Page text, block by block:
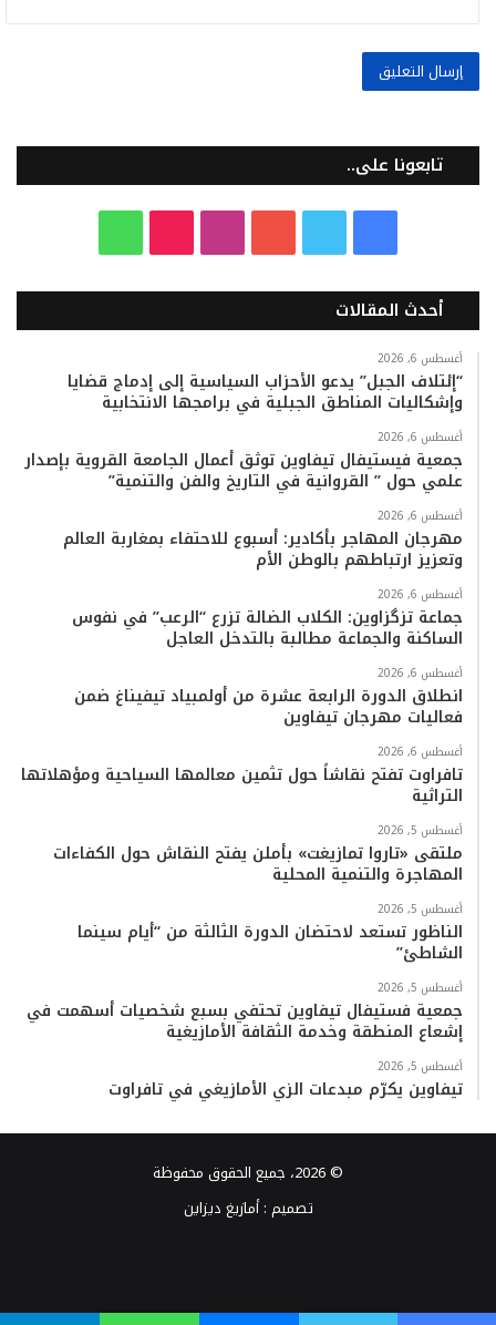
تابعونا على..
س
ب
و
ك
ي
ت
ر
ت
ي
و
ب
س
ق
ر
ا
م
k
T
o
k
ت
س
ا
ب
أحدث المقالات
أغسطس 6, 2026
“إئتلاف الجبل” يدعو الأحزاب السياسية إلى إدماج قضايا
وإشكاليات المناطق الجبلية في برامجها الانتخابية
أغسطس 6, 2026
جمعية فيستيفال تيفاوين توثق أعمال الجامعة القروية بإصدار
علمي حول ” القروانية في التاريخ والفن والتنمية”
أغسطس 6, 2026
مهرجان المهاجر بأكادير: أسبوع للاحتفاء بمغاربة العالم
وتعزيز ارتباطهم بالوطن الأم
أغسطس 6, 2026
جماعة تزگزاوين: الكلاب الضالة تزرع “الرعب” في نفوس
الساكنة والجماعة مطالبة بالتدخل العاجل
أغسطس 6, 2026
انطلاق الدورة الرابعة عشرة من أولمبياد تيفيناغ ضمن
فعاليات مهرجان تيفاوين
أغسطس 6, 2026
تافراوت تفتح نقاشاً حول تثمين معالمها السياحية ومؤهلاتها
التراثية
أغسطس 5, 2026
ملتقى «تاروا تمازيغت» بأملن يفتح النقاش حول الكفاءات
المهاجرة والتنمية المحلية
أغسطس 5, 2026
الناظور تستعد لاحتضان الدورة الثالثة من “أيام سينما
الشاطئ”
أغسطس 5, 2026
جمعية فستيفال تيفاوين تحتفي بسبع شخصيات أسهمت في
إشعاع المنطقة وخدمة الثقافة الأمازيغية
أغسطس 5, 2026
تيفاوين يكرّم مبدعات الزي الأمازيغي في تافراوت
© 2026، جميع الحقوق محفوظة
تصميم :أمازيغ ديزاين